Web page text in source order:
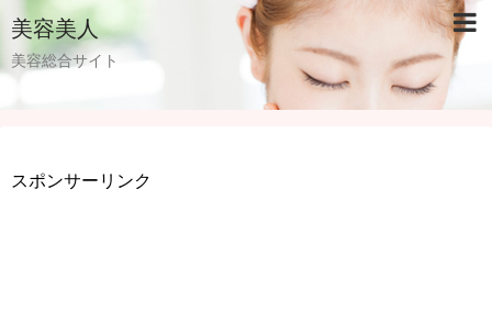
美容美人
美容総合サイト
スポンサーリンク